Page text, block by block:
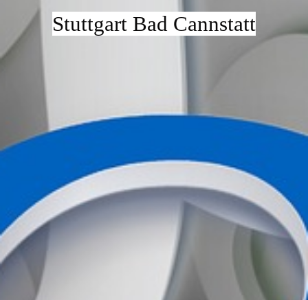
Stuttgart Bad Cannstatt
RECHTSGEBIETE
ANFAHRTSPLAN
DOWNLOADS
IMPRESSUM